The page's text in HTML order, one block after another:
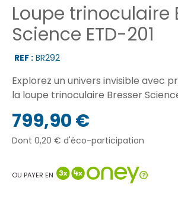
Loupe trinoculaire
Science ETD-201
REF : BR292
Explorez un univers invisible avec
la loupe trinoculaire Bresser
799,90 €
Dont 0,20 € d'éco-participation
OU PAYER EN